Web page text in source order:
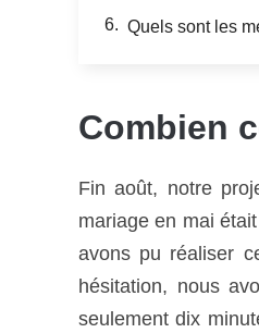
Quels sont les
Combien
Fin août, notre
mariage en mai
avons pu réaliser
hésitation, nous
seulement dix